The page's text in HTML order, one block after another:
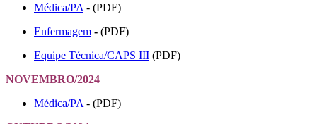
Médica/PA - (PDF)
Enfermagem - (PDF)
Equipe Técnica/CAPS III (PDF)
NOVEMBRO/2024
Médica/PA - (PDF)